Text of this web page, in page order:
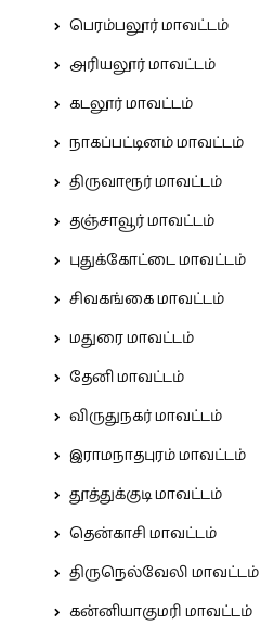
பெரம்பலூர் மாவட்டம்
அரியலூர் மாவட்டம்
கடலூர் மாவட்டம்
நாகப்பட்டினம் மாவட்டம்
திருவாரூர் மாவட்டம்
தஞ்சாவூர் மாவட்டம்
புதுக்கோட்டை மாவட்டம்
சிவகங்கை மாவட்டம்
மதுரை மாவட்டம்
தேனி மாவட்டம்
விருதுநகர் மாவட்டம்
இராமநாதபுரம் மாவட்டம்
தூத்துக்குடி மாவட்டம்
தென்காசி மாவட்டம்
திருநெல்வேலி மாவட்டம்
கன்னியாகுமரி மாவட்டம்